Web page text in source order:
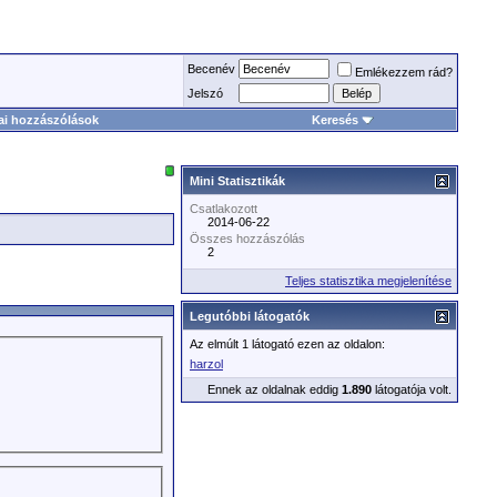
Becenév
Emlékezzem rád?
Jelszó
hozzászólások Keresés
Mini Statisztikák
Csatlakozott
2014-06-22
Összes hozzászólás
2
Teljes statisztika megjelenítése
Legutóbbi látogatók
Az elmúlt 1 látogató ezen az oldalon:
harzol
Ennek az oldalnak eddig 1.890 látogatója volt.